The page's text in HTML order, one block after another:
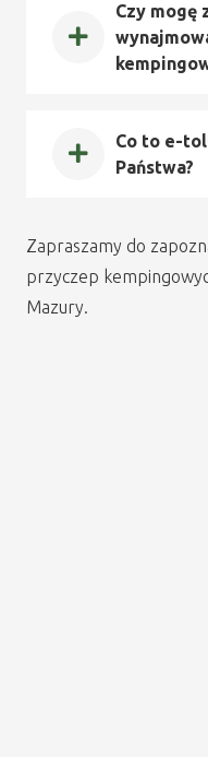
Czy mogę
Co to e-
Państwa?
Zapraszamy do
przyczep
Mazury.